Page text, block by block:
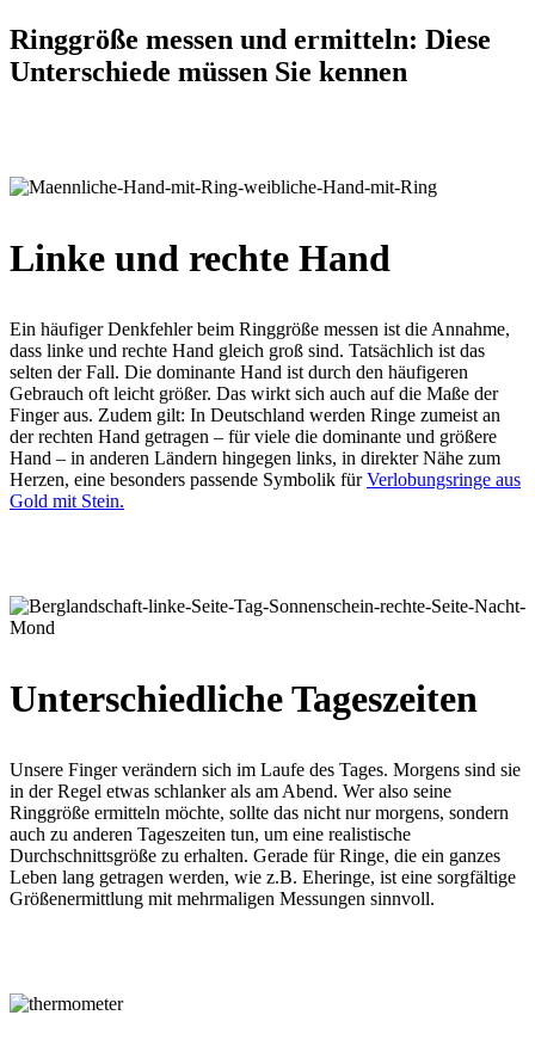
Ringgröße messen und ermitteln: Diese
Unterschiede müssen Sie kennen
Linke und rechte Hand
Ein häufiger Denkfehler beim Ringgröße messen ist die Annahme,
dass linke und rechte Hand gleich groß sind. Tatsächlich ist das
selten der Fall. Die dominante Hand ist durch den häufigeren
Gebrauch oft leicht größer. Das wirkt sich auch auf die Maße der
Finger aus. Zudem gilt: In Deutschland werden Ringe zumeist an
der rechten Hand getragen – für viele die dominante und größere
Hand – in anderen Ländern hingegen links, in direkter Nähe zum
Herzen, eine besonders passende Symbolik fürVerlobungsringe aus
Gold mit Stein.
Unterschiedliche Tageszeiten
Unsere Finger verändern sich im Laufe des Tages. Morgens sind sie
in der Regel etwas schlanker als am Abend. Wer also seine
Ringgröße ermitteln möchte, sollte das nicht nur morgens, sondern
auch zu anderen Tageszeiten tun, um eine realistische
Durchschnittsgröße zu erhalten. Gerade für Ringe, die ein ganzes
Leben lang getragen werden, wie z.B. Eheringe, ist eine sorgfältige
Größenermittlung mit mehrmaligen Messungen sinnvoll.